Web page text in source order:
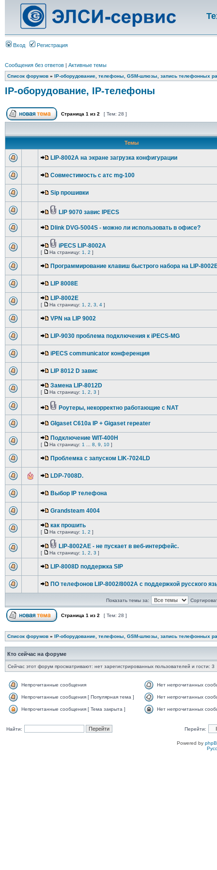
Вход Регистрация
Сообщения без ответов | Активные темы
Список форумов » IP-оборудование, телефоны, GSM-шлюзы, запись телефонных
IP-оборудование, IP-телефоны
Страница 1 из 2 [ Тем: 28 ]
Темы
LIP-8002A на экране загрузка конфигурации
Совместимость с атс mg-100
Sip прошивки
LIP 9070 завис IPECS
Dlink DVG-5004S - можно ли использовать в офисе?
iPECS LIP-8002A
[ На страницу: 1 2 ]
Программирование клавиш быстрого набора на LIP-
LIP 8008E
LIP-8002E
[ На страницу: 1 2 3 4 ]
VPN на LIP 9002
LIP-9030 проблема подключения к iPECS-MG
iPECS communicator конференция
LIP 8012 D завис
Замена LIP-8012D
[ На страницу: 1 2 3 ]
Роутеры, некорректно работающие c NAT
GIgaset C610a IP + Gigaset repeater
Подключение WIT-400H
[ На страницу: 1 8 9 10 ]
Проблемка с запуском LIK-7024LD
LDP-7008D.
Выбор IP телефона
Grandsteam 4004
как прошить
[ На страницу: 1 2 ]
LIP-8002AE - не пускает в веб-интерфейс.
[ На страницу: 1 2 3 ]
LIP-8008D поддержка SIP
ПО телефонов LIP-8002/8002A с поддержкой русского
Показать темы за:
Страница 1 из 2 [ Тем: 28 ]
Список форумов » IP-оборудование, телефоны, GSM-шлюзы, запись телефонных
Кто сейчас на форуме
Сейчас этот форум просматривают: нет зарегистрированных пользователей и гости: 3
Непрочитанные сообщения Нет непрочитанных
Непрочитанные сообщения [ Популярная тема ] Нет непрочитанных
Непрочитанные сообщения [ Тема закрыта ] Нет непрочитанных
Найти: Перейти:
Powered by